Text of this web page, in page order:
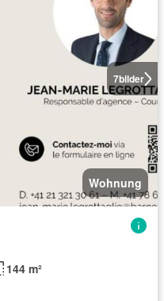
7bilder
Wohnung
144 m²